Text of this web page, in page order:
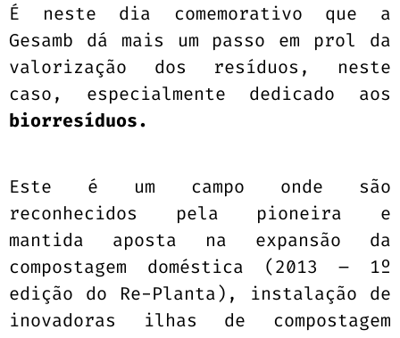
É neste dia comemorativo que a
Gesamb dá mais um passo em prol da
valorização dos resíduos, neste
caso, especialmente dedicado aos
biorresíduos.
Este é um campo onde são
reconhecidos pela pioneira e
mantida aposta na expansão da
compostagem doméstica (2013 – 1º
edição do Re-Planta), instalação de
inovadoras ilhas de compostagem